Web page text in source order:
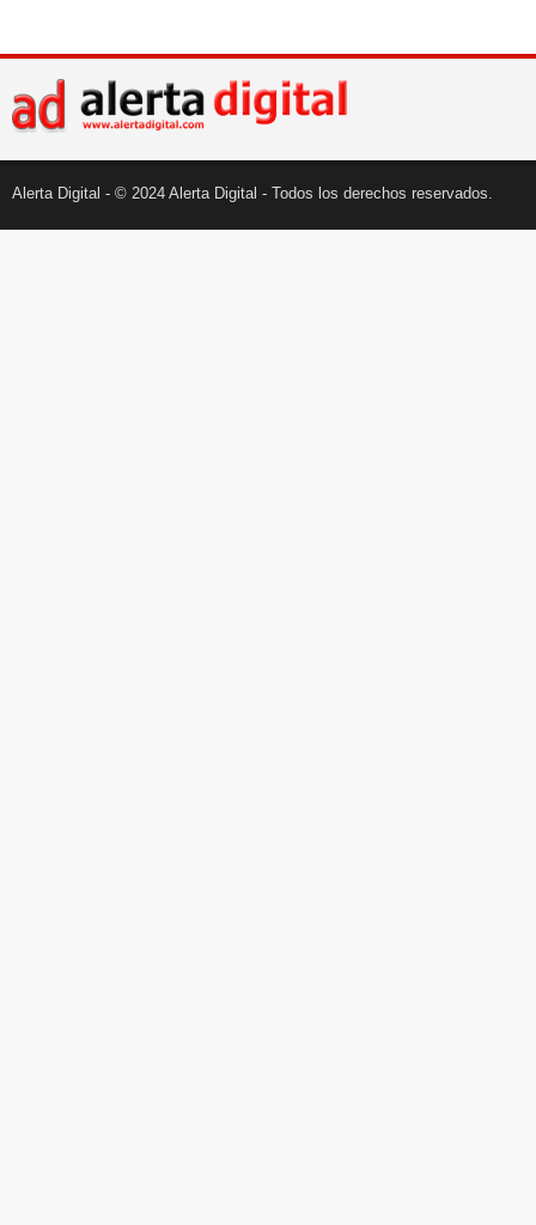
Alerta Digital - © 2024 Alerta Digital - Todos los derechos reservados.